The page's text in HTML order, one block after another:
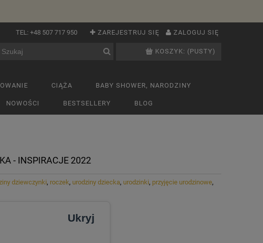
ZAREJESTRUJ SIĘ ZALOGUJ SIĘ
TEL: +48 507 717 950
KOSZYK: (PUSTY)
CIĄŻA BABY SHOWER, NARODZINY
NOWOŚCI BESTSELLERY BLOG
- INSPIRACJE 2022
dziewczynki, roczek, urodziny dziecka, urodzinki, przyjęcie urodzinowe,
Ukryj